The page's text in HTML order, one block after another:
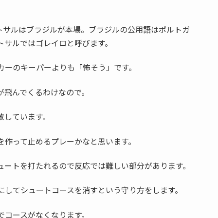
ルはブラジルが本場。ブラジルの公用語はポルトガ
ルではゴレイロと呼びます。
のキーパーよりも「怖そう」です。
んでくるわけなので。
ています。
って止めるプレーかなと思います。
トを打たれるので反応では難しい部分があります。
てシュートコースを消すという守り方をします。
ースがなくなります。